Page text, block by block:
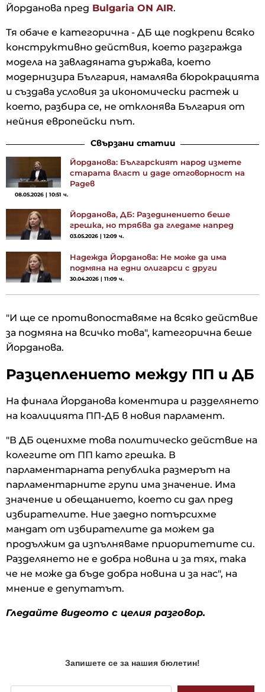
Йорданова пред Bulgaria ON AIR.
Тя обаче е категорична - ДБ ще подкрепи всяко
конструктивно действия, което разгражда
модела на завладяната държава, което
модернизира България, намалява бюрокрацията
и създава условия за икономически растеж и
което, разбира се, не отклонява България от
нейния европейски път.
Свързани статии
Йорданова: Българският народ измете
старата власт и даде отговорност на
Радев
08.05.2026 | 10:51 ч.
Йорданова, ДБ: Разединението беше
грешка, но трябва да гледаме напред
03.05.2026 | 12:09 ч.
Надежда Йорданова: Не може да има
подмяна на едни олигарси с други
30.04.2026 | 11:09 ч.
"И ще се противопоставяме на всяко действие
за подмяна на всичко това", категорична беше
Йорданова.
Разцеплението между ПП и ДБ
На финала Йорданова коментира и разделянето
на коалицията ПП-ДБ в новия парламент.
"В ДБ оценихме това политическо действие на
колегите от ПП като грешка. В
парламентарната република размерът на
парламентарните групи има значение. Има
значение и обещанието, което си дал пред
избирателите. Ние заедно потърсихме
мандат от избирателите да можем да
продължим да изпълняваме приоритетите си.
Разделянето не е добра новина и за тях, така
че не може да бъде добра новина и за нас", на
мнение е депутатът.
Гледайте видеото с целия разговор.